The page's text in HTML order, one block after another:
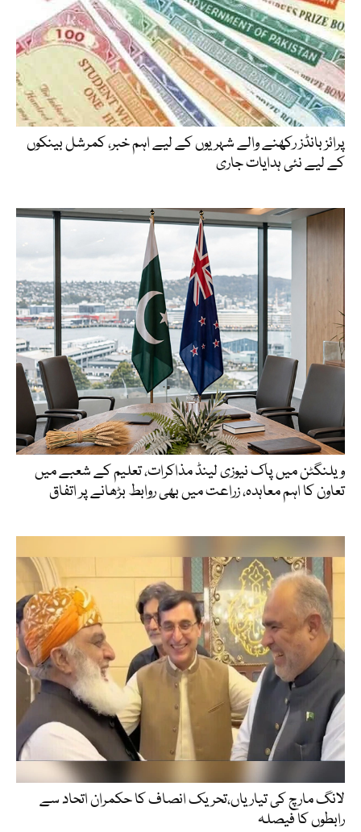
پرائز بانڈز رکھنے والے شہریوں کے لیے اہم خبر، کمرشل بینکوں
کے لیے نئی ہدایات جاری
ویلنگٹن میں پاک نیوزی لینڈ مذاکرات، تعلیم کے شعبے میں
تعاون کا اہم معاہدہ، زراعت میں بھی روابط بڑھانے پر اتفاق
لانگ مارچ کی تیاریاں،تحریک انصاف کا حکمران اتحاد سے
رابطوں کا فیصلہ